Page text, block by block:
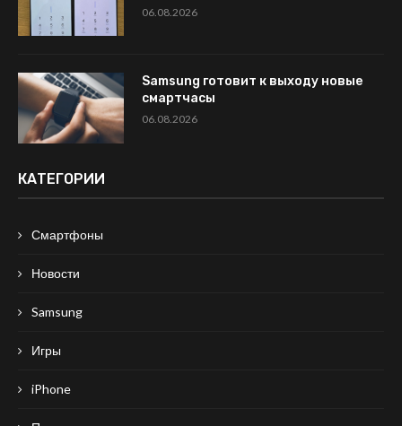
06.08.2026
Samsung готовит к выходу новые
смартчасы
06.08.2026
КАТЕГОРИИ
Смартфоны
Новости
Samsung
Игры
iPhone